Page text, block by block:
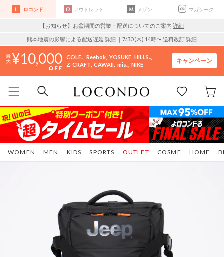
ロコンド アウトレット メゾン マガシーク
【お知らせ】お盆期間の営業・配送についてのご案内 詳細
熊本地震の影響による配送遅延 詳細 ｜7/30 (木) 14時〜 送料改訂詳細
10,000 COLE.. Reebok YOSUKE HILLS..
Z-CRAFT CAWAII mis.. NIKE
キャンペーン
WOMEN MEN KIDS SPORTS COSME HOME
OUTLET